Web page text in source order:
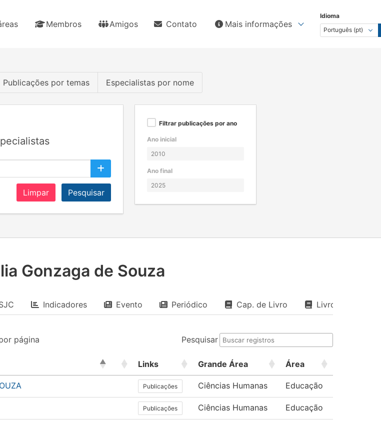
Membros Amigos Contato Mais informações
Idioma
Publicações por temas Especialistas por nome
Limpar Pesquisar
Filtrar publicações por ano
Ano inicial
Ano final
Gonzaga de Souza
Indicadores Evento Periódico Cap. de Livro Livro
página Pesquisar
Links Grande Área Área
Publicações Ciências Humanas Educação
Publicações Ciências Humanas Educação